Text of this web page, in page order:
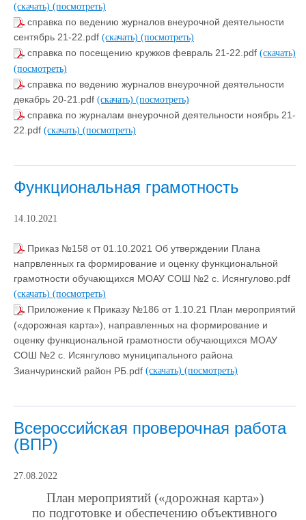
(скачать) (посмотреть)
справка по ведению журналов внеурочной деятельности
сентябрь 21-22.pdf (скачать) (посмотреть)
справка по посещению кружков февраль 21-22.pdf (скачать)
(посмотреть)
справка по ведению журналов внеурочной деятельности
декабрь 20-21.pdf (скачать) (посмотреть)
справка по журналам внеурочной деятельности ноябрь 21-
22.pdf (скачать) (посмотреть)
Функциональная грамотность
14.10.2021
Приказ №158 от 01.10.2021 Об утверждении Плана
напрвленных га формирование и оценку функциональной
грамотности обучающихся МОАУ СОШ №2 с. Исянгулово.pdf
(скачать) (посмотреть)
Приложение к Приказу №186 от 1.10.21 План мероприятий
(«дорожная карта»), направленных на формирование и
оценку функциональной грамотности обучающихся МОАУ
СОШ №2 с. Исянгулово муниципального района
Зианчуринский район РБ.pdf (скачать) (посмотреть)
Всероссийская проверочная работа
(ВПР)
27.08.2022
План мероприятий («дорожная карта»)
по подготовке и обеспечению объективного